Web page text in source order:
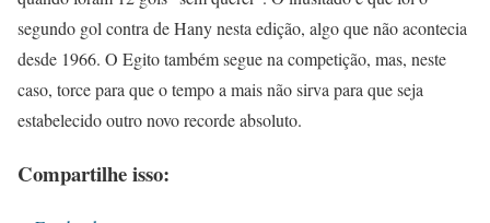
segundo gol contra de Hany nesta edição, algo que não acontecia
desde 1966. O Egito também segue na competição, mas, neste
caso, torce para que o tempo a mais não sirva para que seja
estabelecido outro novo recorde absoluto.
Compartilhe isso: